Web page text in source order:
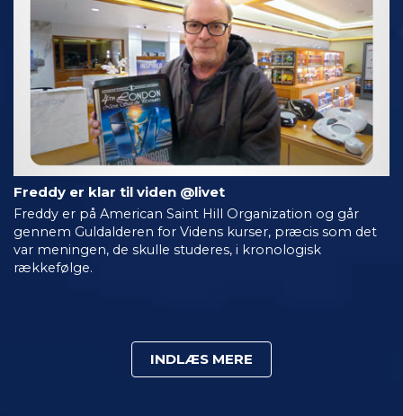
Freddy er klar til viden @livet
Freddy er på American Saint Hill Organization og går
gennem Guldalderen for Videns kurser, præcis som det
var meningen, de skulle studeres, i kronologisk
rækkefølge.
INDLÆS MERE